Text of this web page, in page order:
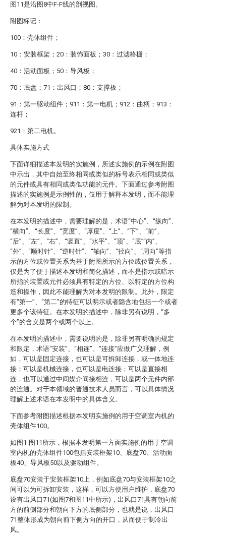
图11是沿图8中F-F线的剖视图。
附图标记：
100：壳体组件；
10：安装框架；20：装饰面板；30：过滤格栅；
40：活动面板；50：导风板；
70：底盘；71：出风口；80：支撑板；
91：第一驱动组件；911：第一电机；912：曲柄；913：
连杆；
921：第二电机。
具体实施方式
下面详细描述本发明的实施例，所述实施例的示例在附图
中示出，其中自始至终相同或类似的标号表示相同或类似
的元件或具有相同或类似功能的元件。下面通过参考附图
描述的实施例是示例性的，仅用于解释本发明，而不能理
解为对本发明的限制。
在本发明的描述中，需要理解的是，术语“中心”、“纵向”、
“横向”、“长度”、“宽度”、“厚度”、“上”、“下”、“前”、
“后”、“左”、“右”、“竖直”、“水平”、“顶”、“底”“内”、
“外”、“顺时针”、“逆时针”、“轴向”、“径向”、“周向”等指
示的方位或位置关系为基于附图所示的方位或位置关系，
仅是为了便于描述本发明和简化描述，而不是指示或暗示
所指的装置或元件必须具有特定的方位、以特定的方位构
造和操作，因此不能理解为对本发明的限制。此外，限定
有“第一”、“第二”的特征可以明示或者隐含地包括一个或者
更多个该特征。在本发明的描述中，除非另有说明，“多
个”的含义是两个或两个以上。
在本发明的描述中，需要说明的是，除非另有明确的规定
和限定，术语“安装”、“相连”、“连接”应做广义理解，例
如，可以是固定连接，也可以是可拆卸连接，或一体地连
接；可以是机械连接，也可以是电连接；可以是直接相
连，也可以通过中间媒介间接相连，可以是两个元件内部
的连通。对于本领域的普通技术人员而言，可以具体情况
理解上述术语在本发明中的具体含义。
下面参考附图描述根据本发明实施例的用于空调室内机的
壳体组件100。
如图1-图11所示，根据本发明第一方面实施例的用于空调
室内机的壳体组件100包括安装框架10、底盘70、活动面
板40、导风板50以及驱动组件。
底盘70安装于安装框架10上，例如底盘70与安装框架10之
间可以为可拆卸安装，这样，可以方便用户维护，底盘70
设有出风口71(如图7和图11中所示)，出风口71具有朝向前
方的前侧部分和朝向下方的底侧部分，也就是说，出风口
71整体形成为朝向前下侧方向的开口，从而便于制冷出
风。